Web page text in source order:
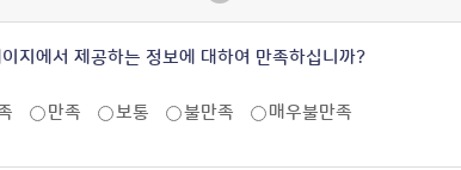
지에서 제공하는 정보에 대하여 만족하십니까?
만족 보통 불만족 매우불만족